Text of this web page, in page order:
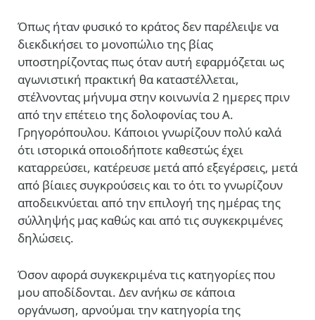
Όπως ήταν φυσικό το κράτος δεν παρέλειψε να
διεκδικήσει το μονοπώλιο της βίας
υποστηρίζοντας πως όταν αυτή εφαρμόζεται ως
αγωνιστική πρακτική θα καταστέλλεται,
στέλνοντας μήνυμα στην κοινωνία 2 ημερες πριν
από την επέτειο της δολοφονίας του Α.
Γρηγορόπουλου. Κάποιοι γνωρίζουν πολύ καλά
ότι ιστορικά οποιοδήποτε καθεστώς έχει
καταρρεύσει, κατέρευσε μετά από εξεγέρσεις, μετά
από βίαιες συγκρούσεις και το ότι το γνωρίζουν
αποδεικνύεται από την επιλογή της ημέρας της
σύλληψής μας καθώς και από τις συγκεκριμένες
δηλώσεις.
Όσον αφορά συγκεκριμένα τις κατηγορίες που
μου αποδίδονται. Δεν ανήκω σε κάποια
οργάνωση, αρνούμαι την κατηγορία της